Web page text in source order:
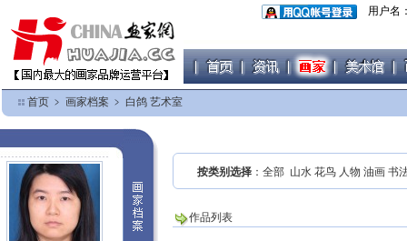
用户名
首页 ﹥ 画家档案 ﹥ 白鸽 艺术室
按类别选择 ：全部 山水 花鸟 人物 油画 书
作品列表